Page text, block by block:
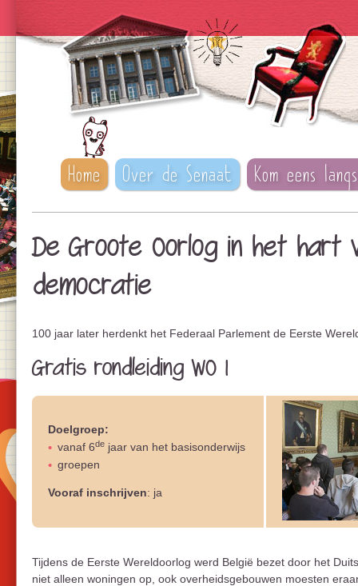
Home Over de Senaat Kom eens langs
De Groote Oorlog in het hart
democratie
100 jaar later herdenkt het Federaal Parlement de Eerste
Gratis rondleiding WO I
Doelgroep:
vanaf 6de jaar van het basisonderwijs
groepen
Vooraf inschrijven: ja
Tijdens de Eerste Wereldoorlog werd België bezet door het
niet alleen woningen op, ook overheidsgebouwen moesten